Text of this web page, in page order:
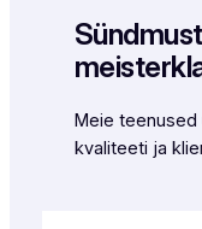
Meie
kvaliteeti ja